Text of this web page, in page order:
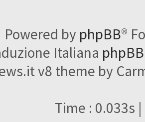
Powered by phpBB®
Italiana
v8 theme by
Time : 0.033s